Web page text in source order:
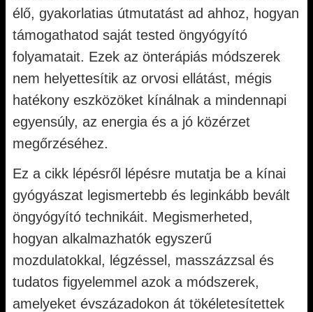
élő, gyakorlatias útmutatást ad ahhoz, hogyan
támogathatod saját tested öngyógyító
folyamatait. Ezek az önterápiás módszerek
nem helyettesítik az orvosi ellátást, mégis
hatékony eszközöket kínálnak a mindennapi
egyensúly, az energia és a jó közérzet
megőrzéséhez.
Ez a cikk lépésről lépésre mutatja be a kínai
gyógyászat legismertebb és leginkább bevált
öngyógyító technikáit. Megismerheted,
hogyan alkalmazhatók egyszerű
mozdulatokkal, légzéssel, masszázzsal és
tudatos figyelemmel azok a módszerek,
amelyeket évszázadokon át tökéletesítettek